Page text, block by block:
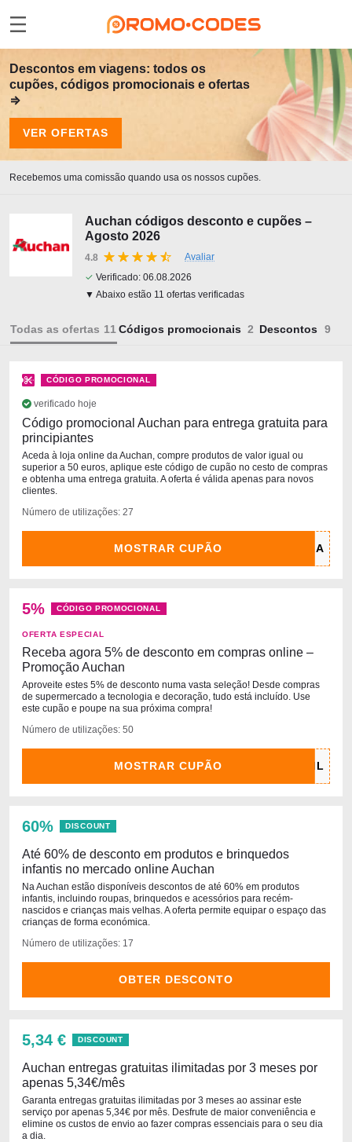
Descontos em viagens: todos os
cupões, códigos promocionais e ofertas
⇒
VER OFERTAS
Recebemos uma comissão quando usa os nossos cupões.
Auchan códigos desconto e cupões –
Agosto 2026
4.8
Avaliar
✓ Verificado: 06.08.2026
▼ Abaixo estão 11 ofertas verificadas
Todas as ofertas Códigos promocionais Descontos
CÓDIGO PROMOCIONAL
verificado hoje
Código promocional Auchan para entrega gratuita para
principiantes
Aceda à loja online da Auchan, compre produtos de valor igual ou
superior a 50 euros, aplique este código de cupão no cesto de compras
e obtenha uma entrega gratuita. A oferta é válida apenas para novos
clientes.
Número de utilizações: 27
MOSTRAR CUPÃO
5% CÓDIGO PROMOCIONAL
OFERTA ESPECIAL
Receba agora 5% de desconto em compras online –
Promoção Auchan
Aproveite estes 5% de desconto numa vasta seleção! Desde compras
de supermercado a tecnologia e decoração, tudo está incluído. Use
este cupão e poupe na sua próxima compra!
Número de utilizações: 50
MOSTRAR CUPÃO
60% DISCOUNT
Até 60% de desconto em produtos e brinquedos
infantis no mercado online Auchan
Na Auchan estão disponíveis descontos de até 60% em produtos
infantis, incluindo roupas, brinquedos e acessórios para recém-
nascidos e crianças mais velhas. A oferta permite equipar o espaço das
crianças de forma económica.
Número de utilizações: 17
OBTER DESCONTO
5,34 € DISCOUNT
Auchan entregas gratuitas ilimitadas por 3 meses por
apenas 5,34€/mês
Garanta entregas gratuitas ilimitadas por 3 meses ao assinar este
serviço por apenas 5,34€ por mês. Desfrute de maior conveniência e
elimine os custos de envio ao fazer compras essenciais para o seu dia
a dia.